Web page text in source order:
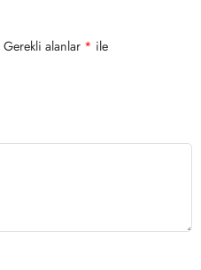
Gerekli alanlar * ile